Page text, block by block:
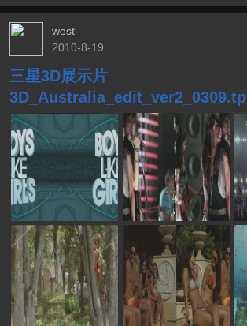
west
2010-8-19
三星3D展示片
3D_Australia_edit_ver2_0309.tp